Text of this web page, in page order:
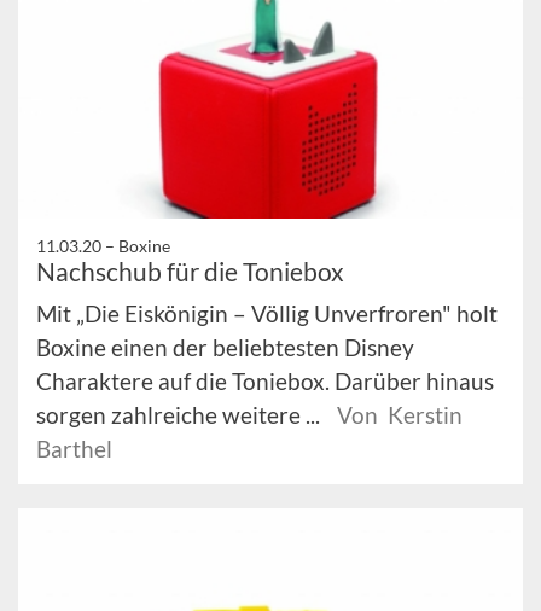
11.03.20 – Boxine
Nachschub für die Toniebox
Mit „Die Eiskönigin – Völlig Unverfroren" holt
Boxine einen der beliebtesten Disney
Charaktere auf die Toniebox. Darüber hinaus
sorgen zahlreiche weitere ...
Von Kerstin
Barthel